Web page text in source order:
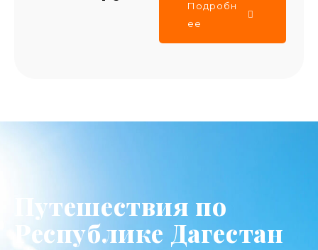
Подробн
ее
Путешествия по
Республике Дагестан